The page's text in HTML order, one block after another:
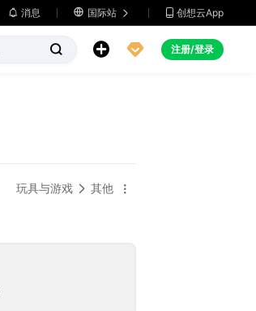
 消息  国际站   创想云App
   注册/登录
玩具与游戏  其他 